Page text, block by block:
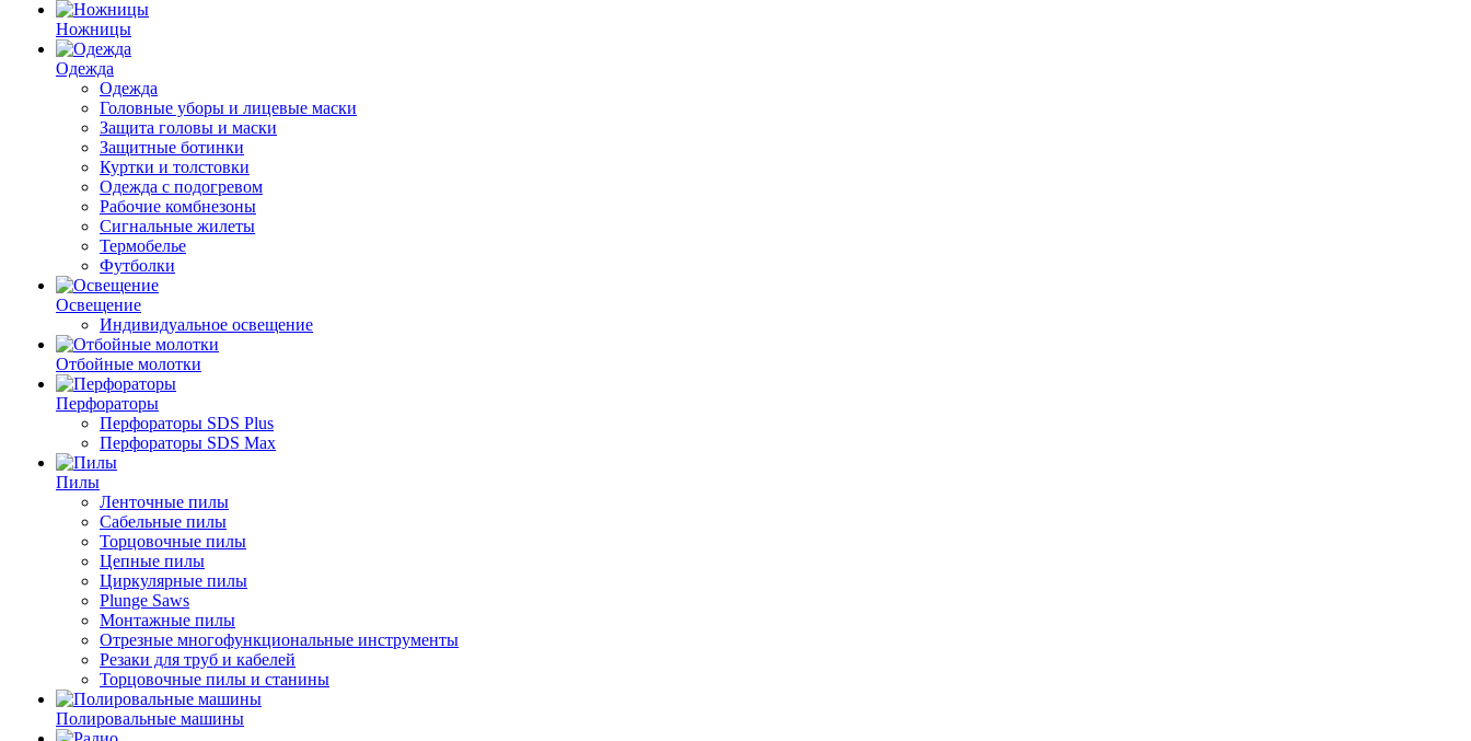
Ножницы
Одежда
Одежда
Головные уборы и лицевые маски
Защита головы и маски
Защитные ботинки
Куртки и толстовки
Одежда с подогревом
Рабочие комбнезоны
Сигнальные жилеты
Термобелье
Футболки
Освещение
Индивидуальное освещение
Отбойные молотки
Перфораторы
Перфораторы SDS Plus
Перфораторы SDS Max
Пилы
Ленточные пилы
Сабельные пилы
Торцовочные пилы
Цепные пилы
Циркулярные пилы
Plunge Saws
Монтажные пилы
Отрезные многофункциональные инструменты
Резаки для труб и кабелей
Торцовочные пилы и станины
Полировальные машины